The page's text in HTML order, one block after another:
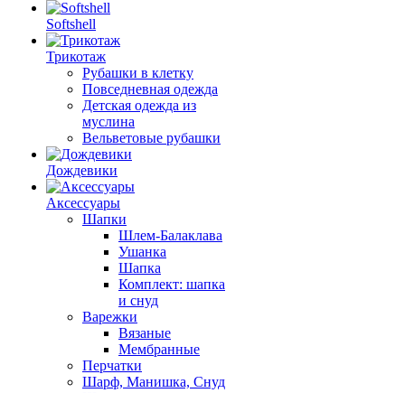
Softshell
Трикотаж
Рубашки в клетку
Повседневная одежда
Детская одежда из
муслина
Вельветовые рубашки
Дождевики
Аксессуары
Шапки
Шлем-Балаклава
Ушанка
Шапка
Комплект: шапка
и снуд
Варежки
Вязаные
Мембранные
Перчатки
Шарф, Манишка, Снуд